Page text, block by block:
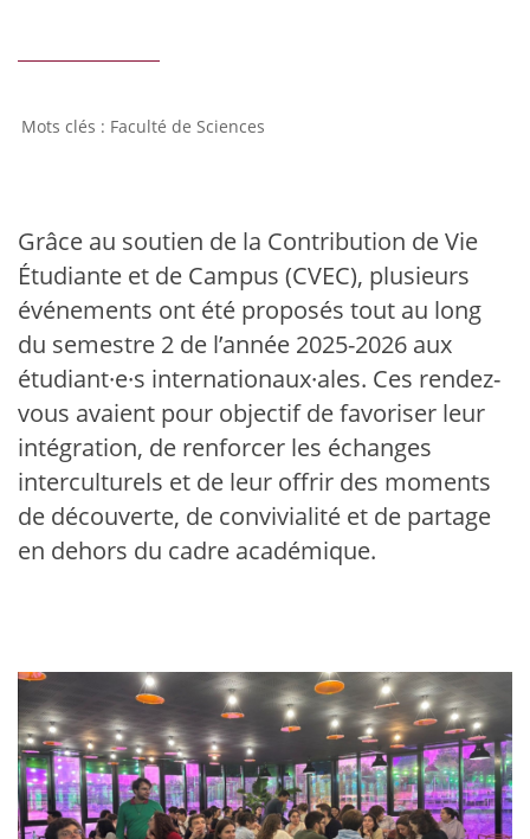
Faculté de Sciences
Grâce au soutien de la Contribution de Vie
Étudiante et de Campus (CVEC), plusieurs
événements ont été proposés tout au long
du semestre 2 de l’année 2025-2026 aux
étudiant·e·s internationaux·ales. Ces rendez-
vous avaient pour objectif de favoriser leur
intégration, de renforcer les échanges
interculturels et de leur offrir des moments
de découverte, de convivialité et de partage
en dehors du cadre académique.